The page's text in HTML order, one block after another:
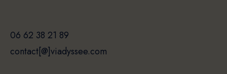
06 62 38 21 89
contact[@]viadyssee.com